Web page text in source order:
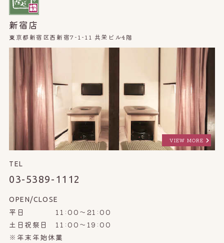
新宿店
東京都新宿区西新宿7-1-11 共栄ビル4階
VIEW MORE
TEL
03-5389-1112
OPEN/CLOSE
平日 11:00～21:00
土日祝祭日 11:00～19:00
※年末年始休業